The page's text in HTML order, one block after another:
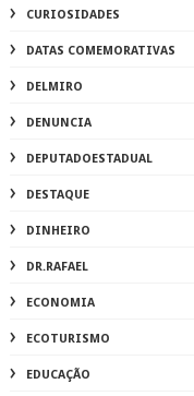
CURIOSIDADES
DATAS COMEMORATIVAS
DELMIRO
DENUNCIA
DEPUTADOESTADUAL
DESTAQUE
DINHEIRO
DR.RAFAEL
ECONOMIA
ECOTURISMO
EDUCAÇÃO